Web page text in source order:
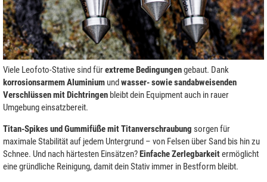
Viele Leofoto-Stative sind fürextreme Bedingungengebaut. Dank
korrosionsarmem Aluminium und wasser- sowie sandabweisenden
Verschlüssen mit Dichtringen bleibt dein Equipment auch in rauer
Umgebung einsatzbereit.
Titan-Spikes und Gummifüße mit Titanverschraubung sorgen für
maximale Stabilität auf jedem Untergrund – von Felsen über Sand bis hin zu
Schnee. Und nach härtesten Einsätzen? Einfache Zerlegbarkeitermöglicht
eine gründliche Reinigung, damit dein Stativ immer in Bestform bleibt.